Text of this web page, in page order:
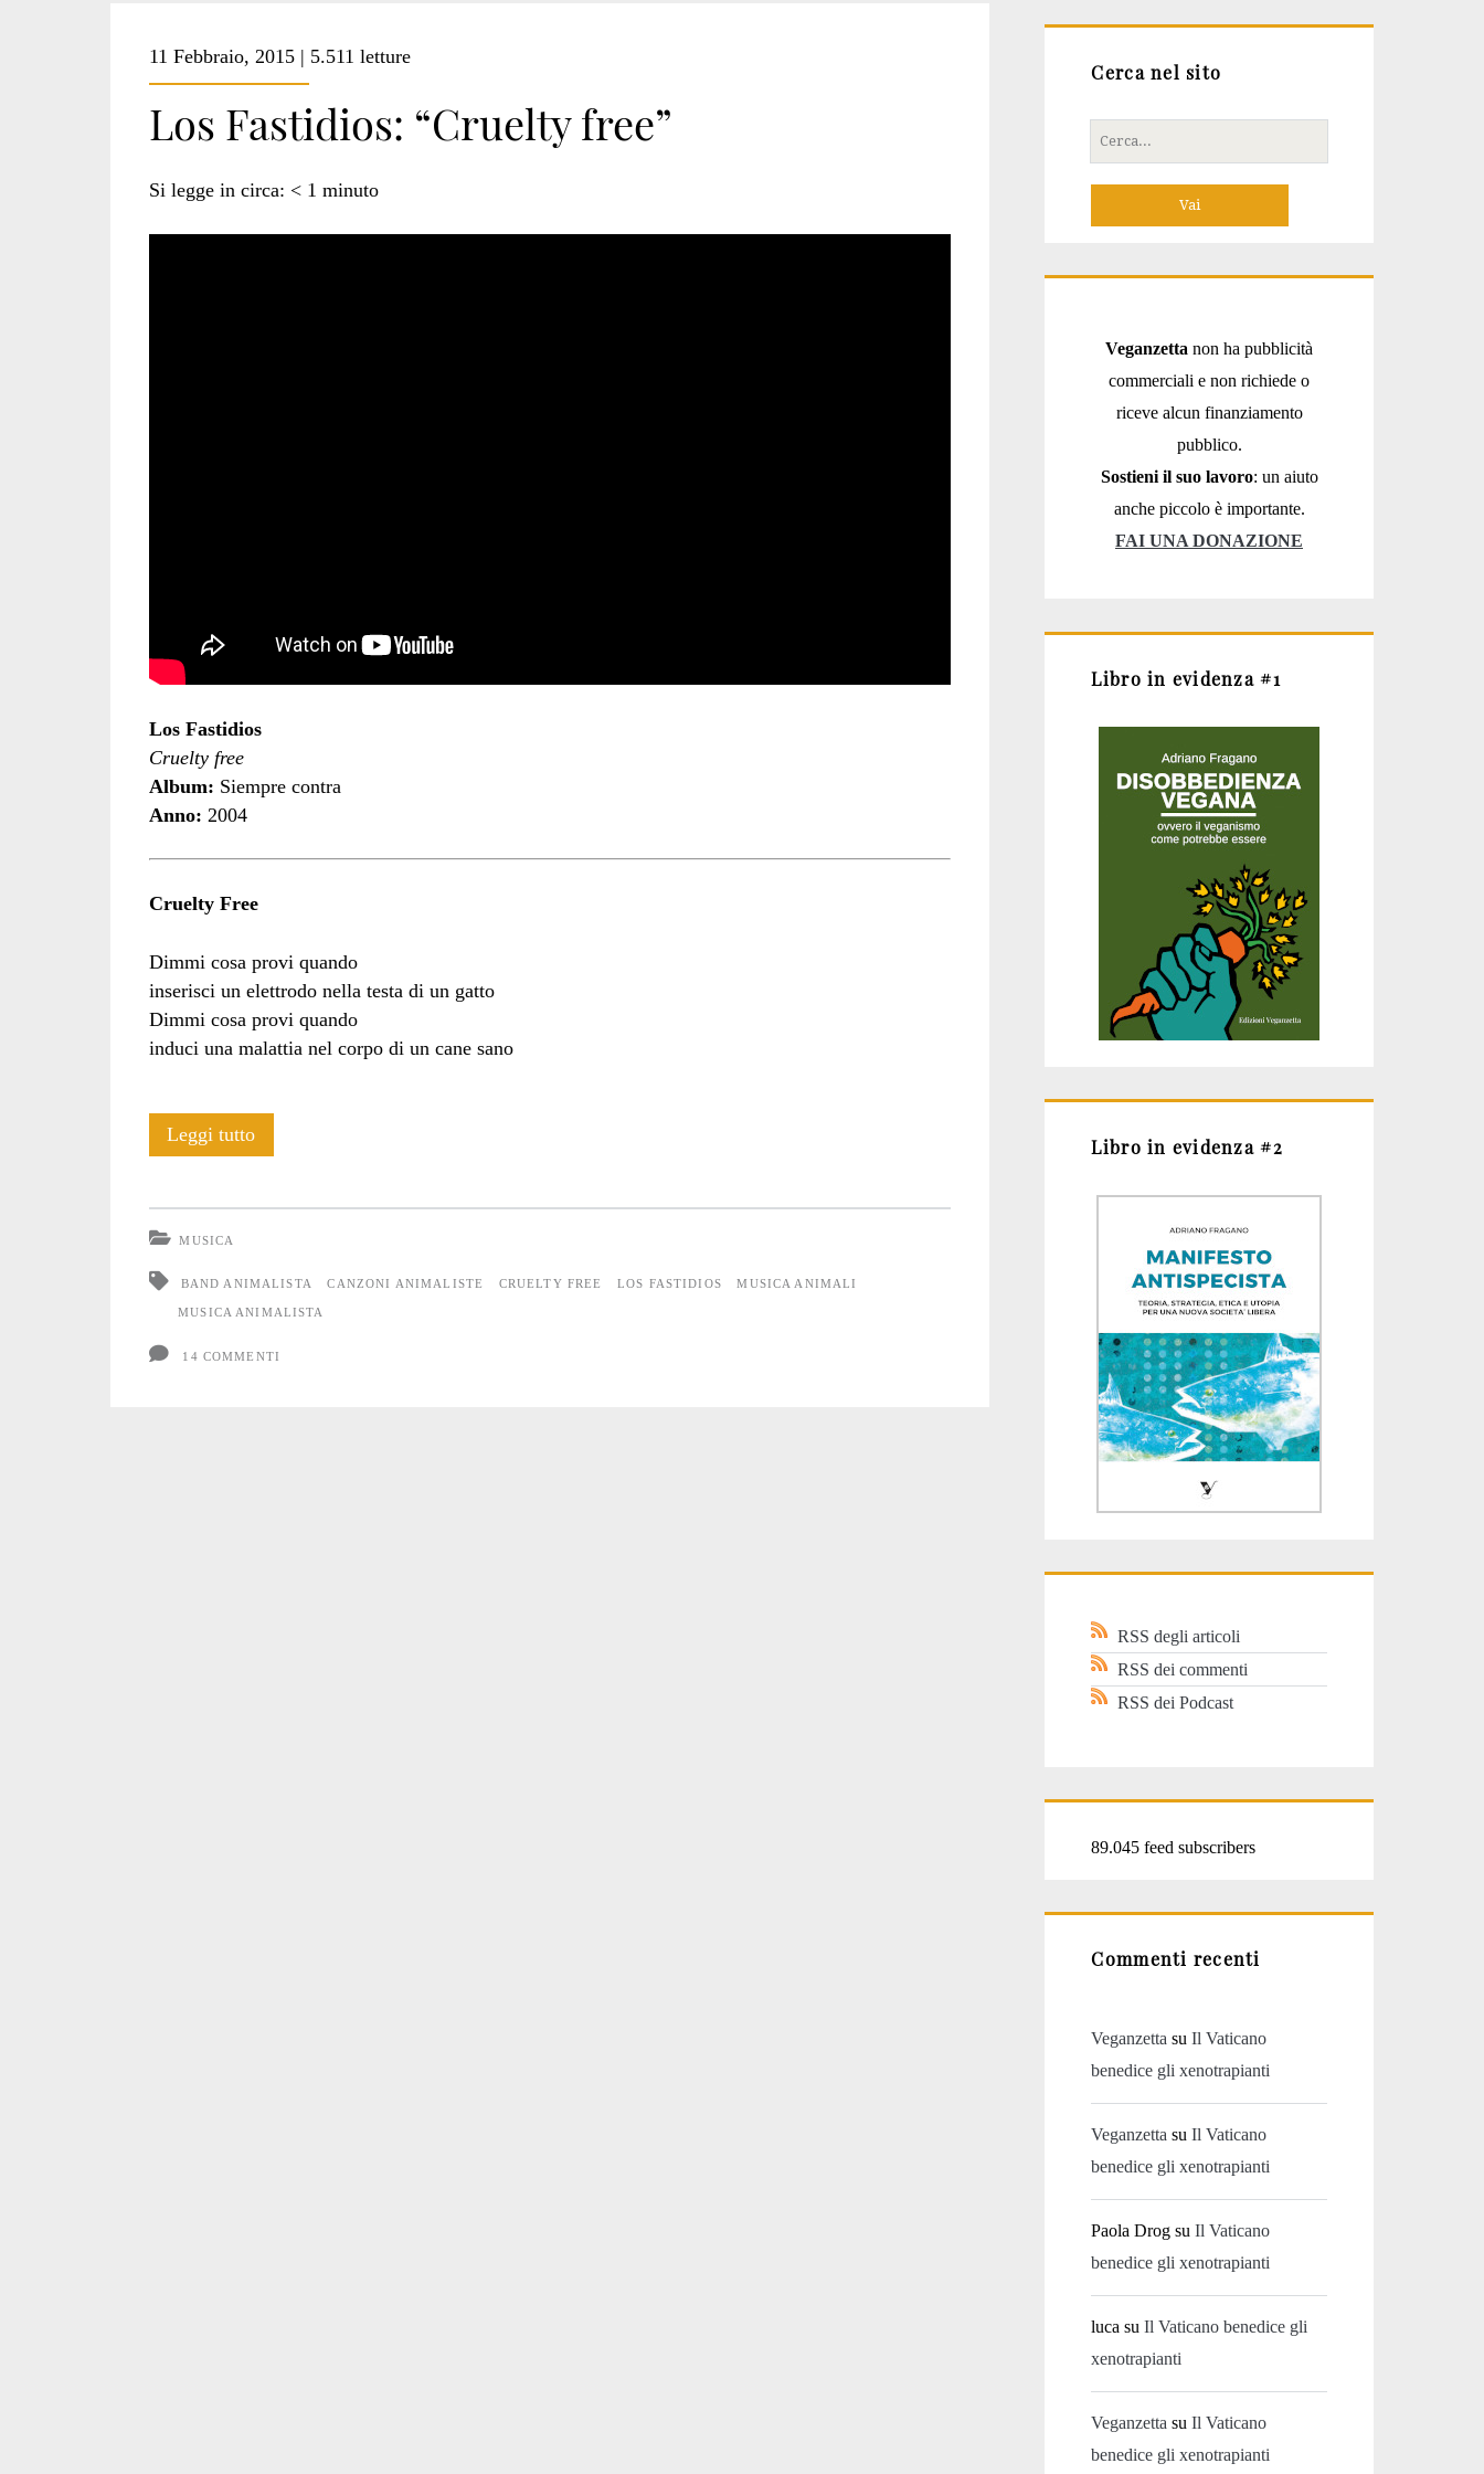
11 Febbraio, 2015 | 5.511 letture
Los Fastidios: “Cruelty free”
Si legge in circa: < 1 minuto
Los Fastidios
Cruelty free
Album: Siempre contra
Anno: 2004
Cruelty Free
Dimmi cosa provi quando
inserisci un elettrodo nella testa di un gatto
Dimmi cosa provi quando
induci una malattia nel corpo di un cane sano
Leggi tuttoLos
MUSICA
BAND ANIMALISTA CANZONI ANIMALISTE CRUELTY FREE LOS FASTIDIOS MUSICA ANIMALI
MUSICA ANIMALISTA
14 COMMENTI
Cerca nel sito
Cerca
per:
Veganzetta non ha pubblicità
commerciali e non richiede o
riceve alcun finanziamento
pubblico.
Sostieni il suo lavoro: un aiuto
anche piccolo è importante.
FAI UNA DONAZIONE
Libro in evidenza #1
Libro in evidenza #2
RSS degli articoli
RSS dei commenti
RSS dei Podcast
89.045 feed subscribers
Commenti recenti
Veganzetta suIl Vaticano
benedice gli xenotrapianti
Veganzetta suIl Vaticano
benedice gli xenotrapianti
Paola Drog suIl Vaticano
benedice gli xenotrapianti
luca suIl Vaticano benedice gli
xenotrapianti
Veganzetta suIl Vaticano
benedice gli xenotrapianti